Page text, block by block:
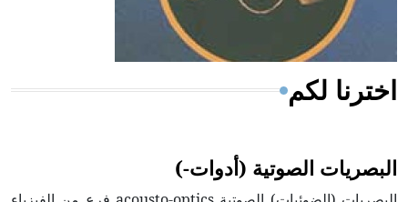
أجود أنواعه، ويمتاز بكبر الحجم ويسمى الش
اخترنا لكم
البصريات الصوتية (أدوات-)